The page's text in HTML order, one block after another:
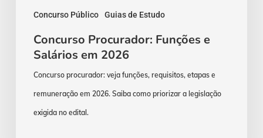
Concurso Público Guias de Estudo
Concurso Procurador: Funções e
Salários em 2026
Concurso procurador: veja funções, requisitos, etapas e
remuneração em 2026. Saiba como priorizar a legislação
exigida no edital.